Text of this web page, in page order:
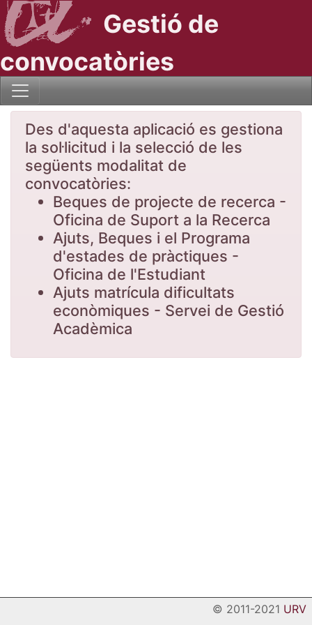
Gestió de
convocatòries
Des d'aquesta aplicació es gestiona
la sol·licitud i la selecció de les
següents modalitat de
convocatòries:
Beques de projecte de recerca -
Oficina de Suport a la Recerca
Ajuts, Beques i el Programa
d'estades de pràctiques -
Oficina de l'Estudiant
Ajuts matrícula dificultats
econòmiques - Servei de Gestió
Acadèmica
© 2011-2021 URV